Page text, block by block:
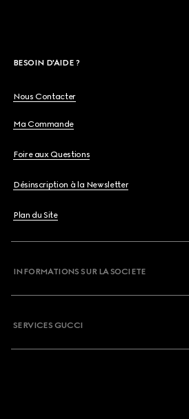
BESOIN D'AIDE ?
Nous Contacter
Ma Commande
Foire aux Questions
Désinscription à la Newsletter
Plan du Site
INFORMATIONS SUR LA SOCIETE
SERVICES GUCCI